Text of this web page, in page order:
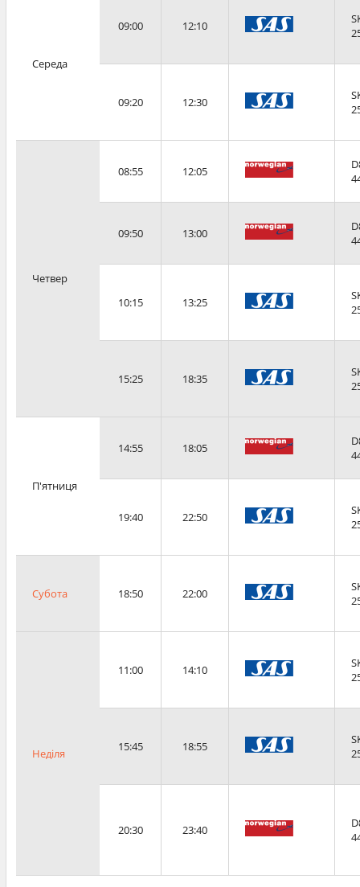
Середа
09:00 12:10
09:20 12:30
Четвер
08:55 12:05
09:50 13:00
10:15 13:25
15:25 18:35
П'ятниця
14:55 18:05
19:40 22:50
Субота 18:50 22:00
Неділя
11:00 14:10
15:45 18:55
20:30 23:40